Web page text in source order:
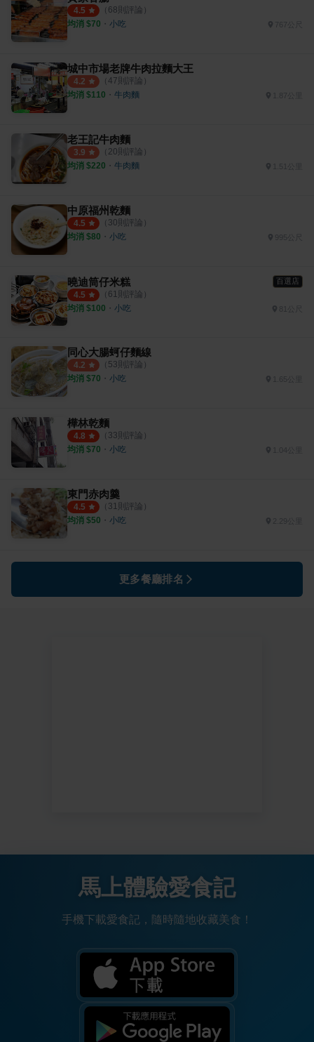
4.5 （ 68則評論）
均消 $70 ・ 小吃
城中市場老牌牛肉拉麵大王
4.2 （ 47則評論）
均消 $110 ・ 牛肉麵
老王記牛肉麵
3.9 （ 20則評論）
均消 $220 ・ 牛肉麵 1.51公里
中原福州乾麵
4.5 （ 30則評論）
均消 $80 ・ 小吃 995公尺
曉迪筒仔米糕 百選店
4.5 （ 61則評論）
均消 $100 ・ 小吃
同心大腸蚵仔麵線
4.2 （ 53則評論）
均消 $70 ・ 小吃 1.65公里
樺林乾麵
4.8 （ 33則評論）
均消 $70 ・ 小吃 1.04公里
東門赤肉羹
4.5 （ 31則評論）
均消 $50 ・ 小吃
更多餐廳排名
馬上體驗愛食記
手機下載愛食記，隨時隨地收藏美食！